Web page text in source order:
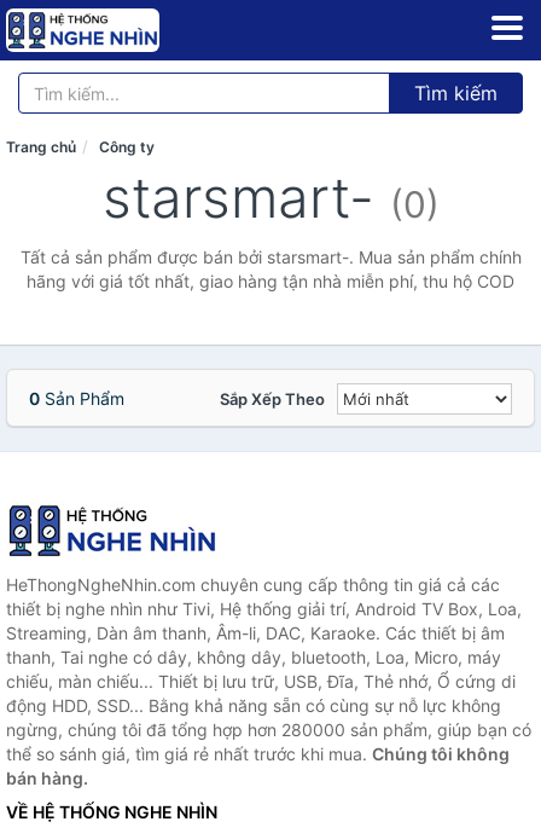
Tìm kiếm
Trang chủ Công ty
starsmart- (0)
Tất cả sản phẩm được bán bởi starsmart-. Mua sản phẩm chính
hãng với giá tốt nhất, giao hàng tận nhà miễn phí, thu hộ COD
0 Sản Phẩm Sắp Xếp Theo
HeThongNgheNhin.com chuyên cung cấp thông tin giá cả các
thiết bị nghe nhìn như Tivi, Hệ thống giải trí, Android TV Box, Loa,
Streaming, Dàn âm thanh, Âm-li, DAC, Karaoke. Các thiết bị âm
thanh, Tai nghe có dây, không dây, bluetooth, Loa, Micro, máy
chiếu, màn chiếu... Thiết bị lưu trữ, USB, Đĩa, Thẻ nhớ, Ổ cứng di
động HDD, SSD... Bằng khả năng sẵn có cùng sự nỗ lực không
ngừng, chúng tôi đã tổng hợp hơn 280000 sản phẩm, giúp bạn có
thể so sánh giá, tìm giá rẻ nhất trước khi mua. Chúng tôi không
bán hàng.
VỀ HỆ THỐNG NGHE NHÌN